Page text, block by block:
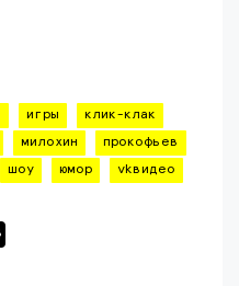
игры клик-клак
милохин прокофьев
шоу юмор vkвидео